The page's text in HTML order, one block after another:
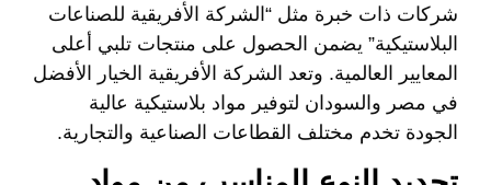
شركات ذات خبرة مثل “الشركة الأفريقية للصناعات
البلاستيكية” يضمن الحصول على منتجات تلبي أعلى
المعايير العالمية. وتعد الشركة الأفريقية الخيار الأفضل
في مصر والسودان لتوفير مواد بلاستيكية عالية
الجودة تخدم مختلف القطاعات الصناعية والتجارية.